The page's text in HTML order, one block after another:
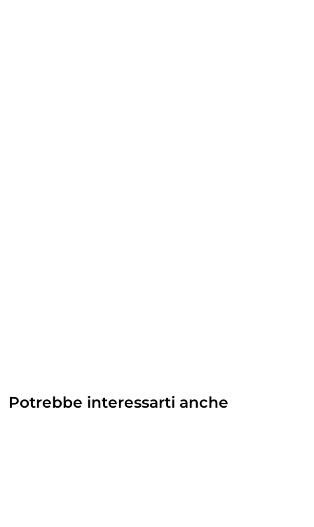
Potrebbe interessarti anche